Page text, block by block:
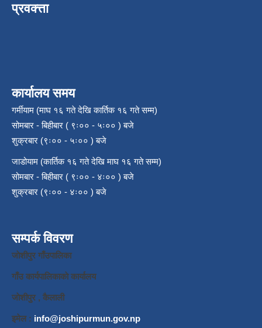
प्रवक्त्ता
कार्यालय समय
गर्मीयाम (माघ १६ गते देखि कार्तिक १६ गते सम्म)
सोमबार - बिहीबार ( ९ः०० - ५ः०० ) बजे
शुक्रबार (९ः०० - ५ः०० ) बजे
जाडोयाम (कार्तिक १६ गते देखि माघ १६ गते सम्म)
सोमबार - बिहीबार ( ९ः०० - ४ः०० ) बजे
शुक्रबार (९ः०० - ४ः०० ) बजे
सम्पर्क विवरण
जाेशीपुर गाँउपालिका
गाँउ कार्यपालिकाकाे कार्यालय
जाेशीपुर , कैलाली
इमेल : info@joshipurmun.gov.np